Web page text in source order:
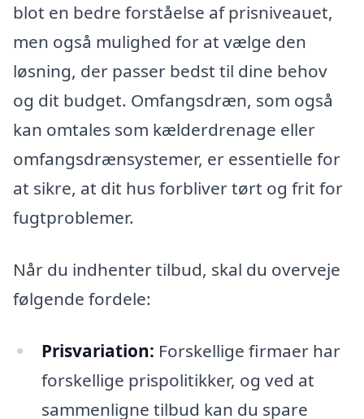
blot en bedre forståelse af prisniveauet,
men også mulighed for at vælge den
løsning, der passer bedst til dine behov
og dit budget. Omfangsdræn, som også
kan omtales som kælderdrenage eller
omfangsdrænsystemer, er essentielle for
at sikre, at dit hus forbliver tørt og frit for
fugtproblemer.
Når du indhenter tilbud, skal du overveje
følgende fordele:
Prisvariation: Forskellige firmaer har
forskellige prispolitikker, og ved at
sammenligne tilbud kan du spare